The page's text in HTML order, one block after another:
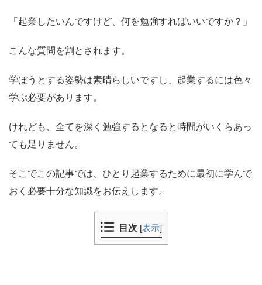
「起業したいんですけど、何を勉強すればいいですか？」
こんな質問を割とされます。
学ぼうとする姿勢は素晴らしいですし、起業するには色々
学ぶ必要があります。
けれども、全てを深く勉強するとなると時間がいくらあっ
ても足りません。
そこでこの記事では、ひとり起業するために最初に学んで
おく必要十分な知識をお伝えします。
目次 [表示]